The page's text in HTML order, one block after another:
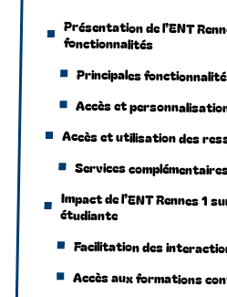
Présentation de l’ENT
fonctionnalités
Principales
Accès et
Accès et utilisation des
Services
Impact de l’ENT Rennes 1
étudiante
Facilitation des
Accès aux formations